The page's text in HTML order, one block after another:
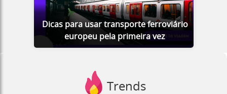
Dicas para usar transporte ferroviário
europeu pela primeira vez
Trends